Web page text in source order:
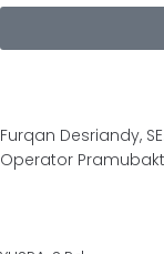
Furqan Desriandy, SE.
Operator